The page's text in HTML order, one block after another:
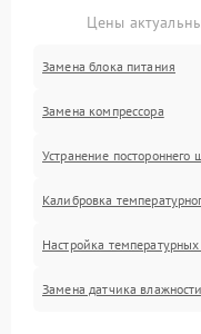
Цены
Замена блока питания
Замена компрессора
Устранение постороннего
Калибровка
Настройка температурных
Замена датчика влажности